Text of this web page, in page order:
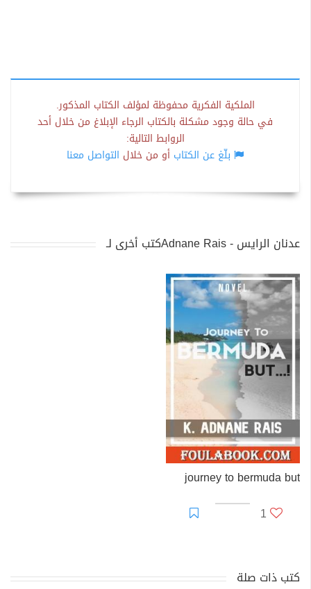
الملكية الفكرية محفوظة لمؤلف الكتاب المذكور.
في حالة وجود مشكلة بالكتاب الرجاء الإبلاغ من خلال أحد
الروابط التالية:
بلّغ عن الكتاب أو من خلال التواصل معنا
كتب أخرى لـAdnane Rais - عدنان الرايس
journey to bermuda but
1
كتب ذات صلة